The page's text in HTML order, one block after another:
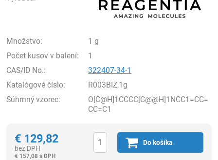
Množstvo:
1 g
Počet kusov v balení:
1
CAS/ID No.:
322407-34-1
Katalógové číslo:
R003BIZ,1g
Súhrnný vzorec:
O[C@H]1CCCC[C@@H]1NCC1=CC=
CC=C1
€ 129,82
bez DPH
€ 157,08 s DPH
Do košíka